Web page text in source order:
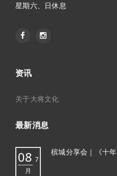
星期六、日休息
资讯
关于大将文化
最新消息
08 7
月
槟城分享会｜《十